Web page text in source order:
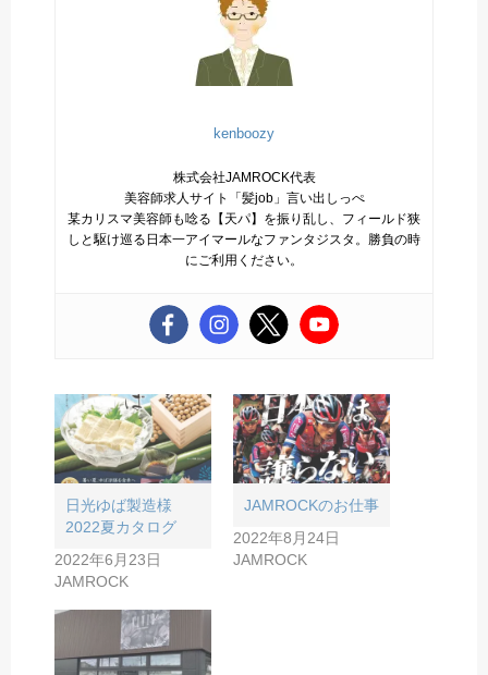
kenboozy
株式会社JAMROCK代表
美容師求人サイト「髪job」言い出しっぺ
某カリスマ美容師も唸る【天パ】を振り乱し、フィールド狭
しと駆け巡る日本一アイマールなファンタジスタ。勝負の時
にご利用ください。
日光ゆば製造様
2022夏カタログ
2022年6月23日
JAMROCK
JAMROCKのお仕事
2022年8月24日
JAMROCK